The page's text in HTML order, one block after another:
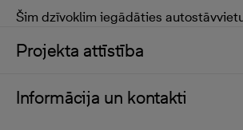
Šim dzīvoklim iegādāties
Projekta attīstība
Informācija un kontakti